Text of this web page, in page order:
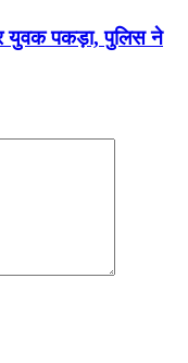
युवक पकड़ा, पुलिस ने